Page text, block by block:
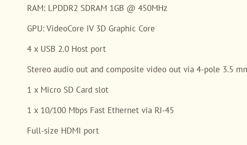
RAM: LPDDR2 SDRAM 1GB @ 450MHz
GPU: VideoCore IV 3D Graphic Core
4 x USB 2.0 Host port
Stereo audio out and composite video out via 4-pole 3.5
1 x Micro SD Card slot
1 x 10/100 Mbps Fast Ethernet via RJ-45
Full-size HDMI port